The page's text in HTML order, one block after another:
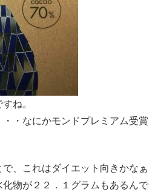
ね。
・なにかモンドプレミアム受賞
、これはダイエット向きかなぁ
物が２２．１グラムもあるんで